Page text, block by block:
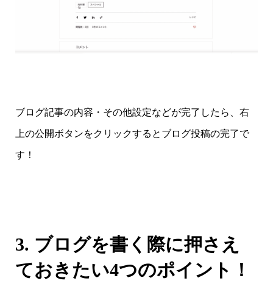
ブログ記事の内容・その他設定などが完了したら、右
上の公開ボタンをクリックするとブログ投稿の完了で
す！
3. ブログを書く際に押さえ
ておきたい4つのポイント！